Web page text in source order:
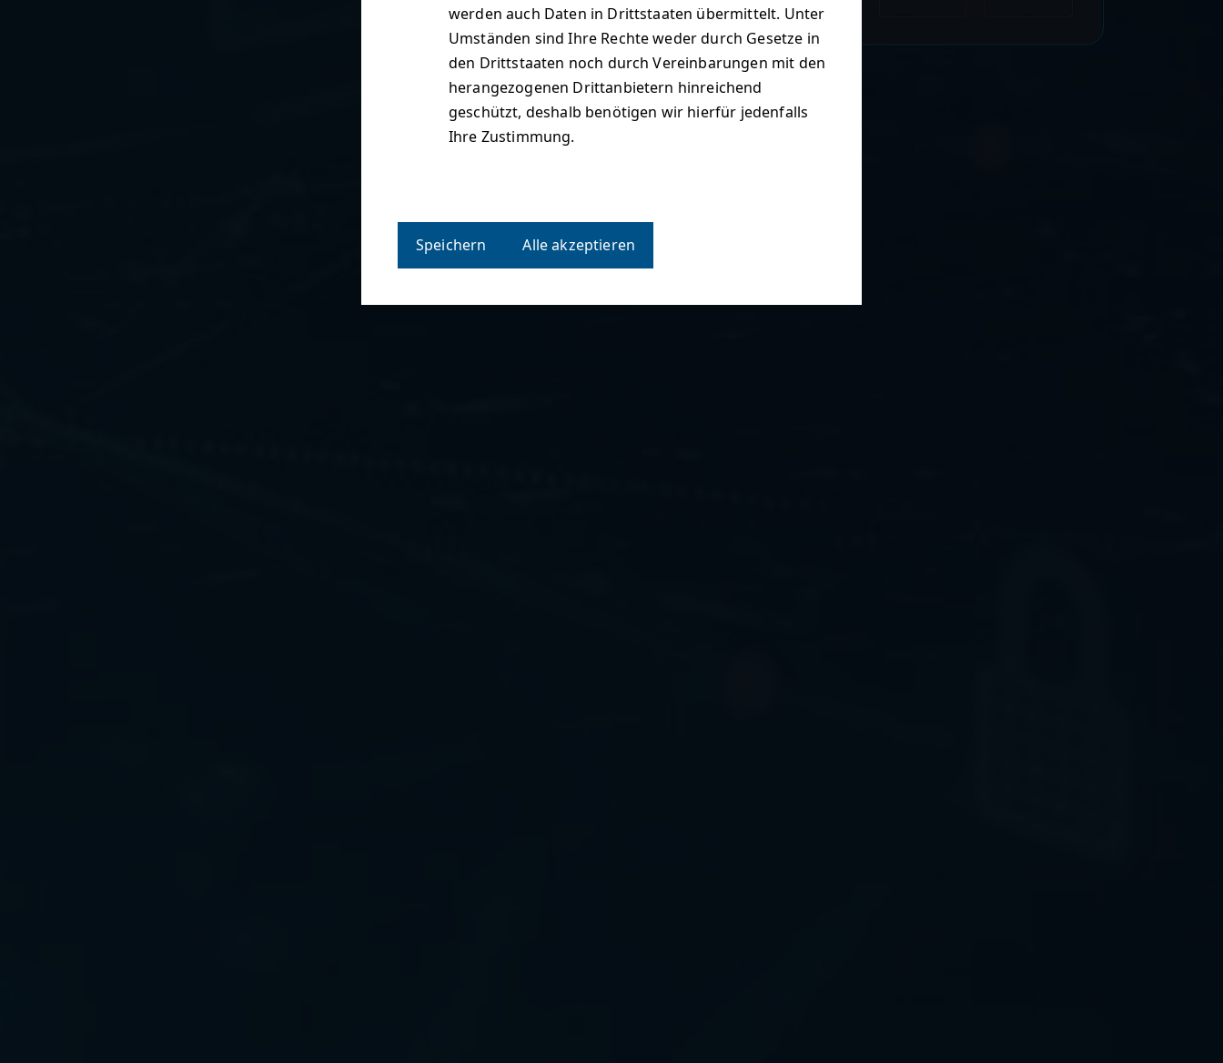
werden auch Daten in Drittstaaten übermittelt. Unter
Umständen sind Ihre Rechte weder durch Gesetze in
den Drittstaaten noch durch Vereinbarungen mit den
herangezogenen Drittanbietern hinreichend
geschützt, deshalb benötigen wir hierfür jedenfalls
Ihre Zustimmung.
Speichern Alle akzeptieren